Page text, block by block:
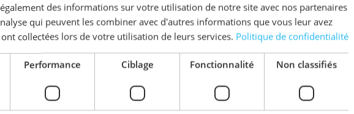
commandez avant 14h
Coût par impression :0,0312 €
− +
Complétez la série971
ENGLISH
des informations sur votre utilisation de notre site avec nos partenaires
qui peuvent les combiner avec d'autres informations que vous leur avez
collectées lors de votre utilisation de leurs services. Politique de confidentialité
Performance Ciblage Fonctionnalité Non classifiés